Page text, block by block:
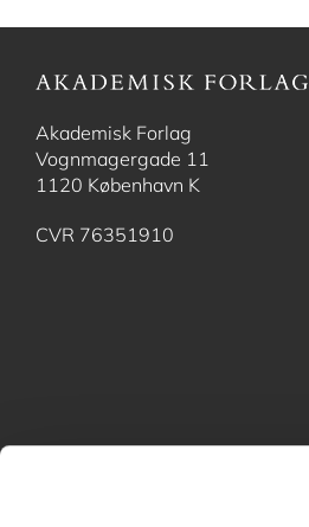
Akademisk Forlag
Vognmagergade 11
1120 København K
CVR 76351910